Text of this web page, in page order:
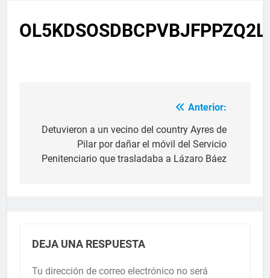
Anterior:
Detuvieron a un vecino del country Ayres de
Pilar por dañar el móvil del Servicio
Penitenciario que trasladaba a Lázaro Báez
DEJA UNA RESPUESTA
Tu dirección de correo electrónico no será